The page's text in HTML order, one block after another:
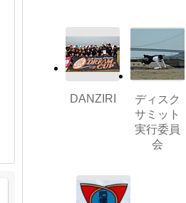
DANZIRI
ディスク
サミット
実行委員
会